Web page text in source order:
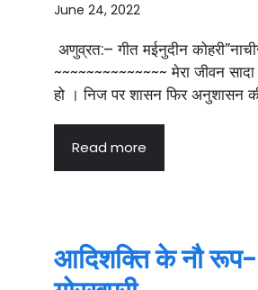
June 24, 2022
अणुव्रत:– गीत मईनुदीन
~~~~~~~~~~~~~~ मेरा जीवन
हो । निज पर शासन फिर अनुशासन
Read more
आदिशक्ति के नौ रूप-